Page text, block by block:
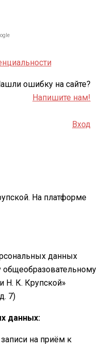
ошибку на сайте?
Напишите нам!
Вход
На платформе
данных
К. Крупской»
7)
данных:
на приём к